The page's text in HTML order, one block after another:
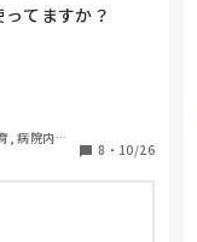
てますか？
ら手書きでつけ
友達へのメール
のを見て驚きまし
, 病院内保
8 ・ 10/26